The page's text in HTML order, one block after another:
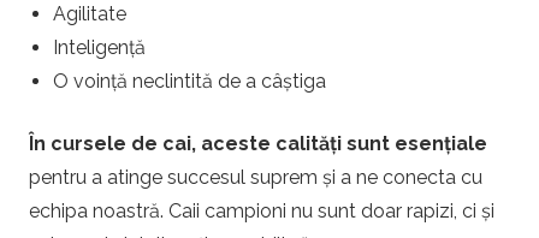
Agilitate
Inteligență
O voință neclintită de a câștiga
În cursele de cai, aceste calități sunt esențiale
pentru a atinge succesul suprem și a ne conecta cu
echipa noastră. Caii campioni nu sunt doar rapizi, ci și